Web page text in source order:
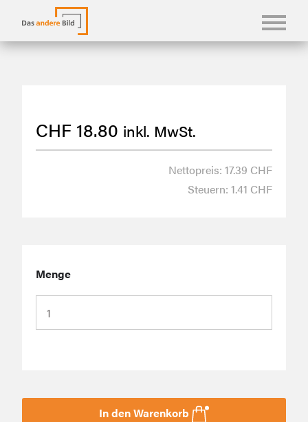
KASUALIEN & KARTEN
SHOP
CHF 18.80 inkl. MwSt.
Nettopreis: 17.39 CHF
Steuern: 1.41 CHF
Menge
In den Warenkorb